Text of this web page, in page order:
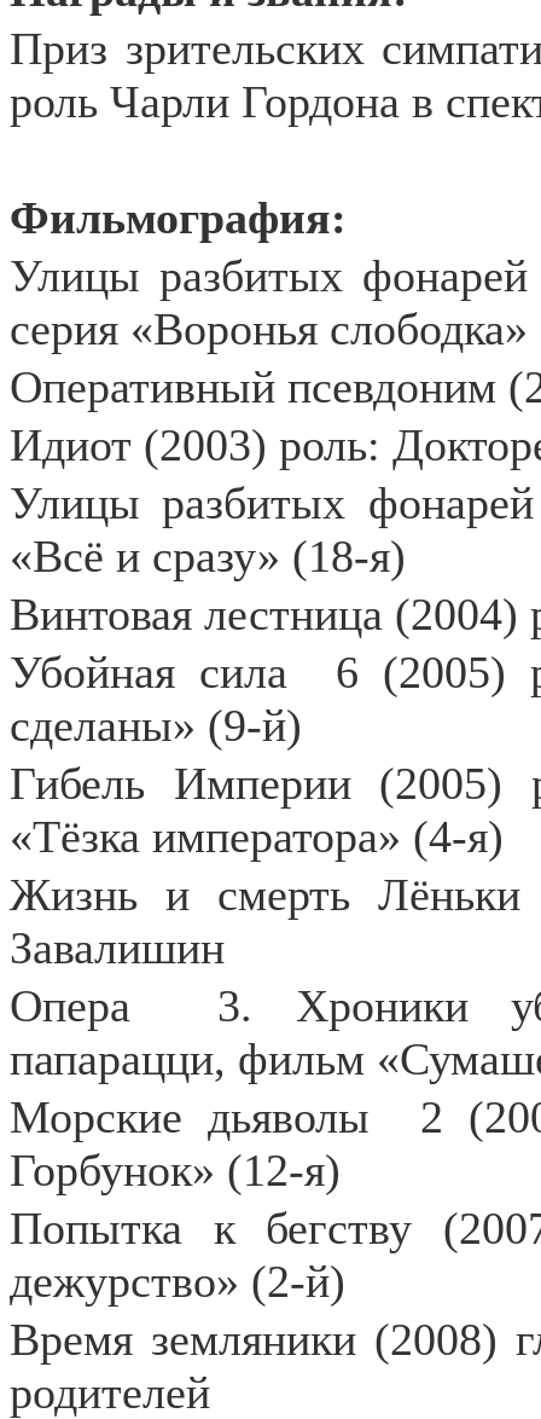
Приз зрительских
роль Чарли Гордона в
Фильмография:
Улицы разбитых фонарей
серия «Воронья
Оперативный псевдоним
Идиот (2003) роль:
Улицы разбитых фонарей
«Всё и сразу» (18-я)
Винтовая лестница
Убойная сила
6 (2005)
сделаны» (9-й)
Гибель Империи (2005)
«Тёзка императора» (4-я)
Жизнь и смерть Лёньки
Завалишин
Опера
3. Хроники
папарацци, фильм
Морские дьяволы
2
Горбунок» (12-я)
Попытка к бегству
дежурство» (2-й)
Время земляники (2008)
родителей